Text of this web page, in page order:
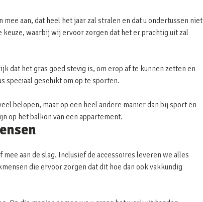
aan, dat heel het jaar zal stralen en dat u ondertussen niet
waarbij wij ervoor zorgen dat het er prachtig uit zal
dat het gras goed stevig is, om erop af te kunnen zetten en
speciaal geschikt om op te sporten.
belopen, maar op een heel andere manier dan bij sport en
op het balkon van een appartement.
aan de slag. Inclusief de accessoires leveren we alles
die ervoor zorgen dat dit hoe dan ook vakkundig